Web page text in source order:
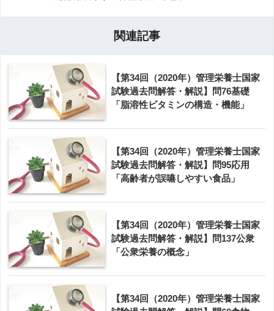
関連記事
【第34回（2020年）管理栄養士国家
試験過去問解答・解説】問76基礎
「脂溶性ビタミンの構造・機能」
【第34回（2020年）管理栄養士国家
試験過去問解答・解説】問95応用
「高齢者が誤嚥しやすい食品」
【第34回（2020年）管理栄養士国家
試験過去問解答・解説】問137公衆
「公衆栄養の概念」
【第34回（2020年）管理栄養士国家